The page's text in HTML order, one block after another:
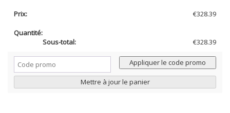
€328.39
de
U
de
€328.39
Appliquer le code promo
Mettre à jour le panier